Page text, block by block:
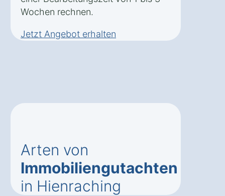
Wochen rechnen.
Jetzt Angebot erhalten
Arten von
Immobiliengutachten
in Hienraching